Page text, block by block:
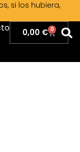
si los hubiera,
0,00 € 0